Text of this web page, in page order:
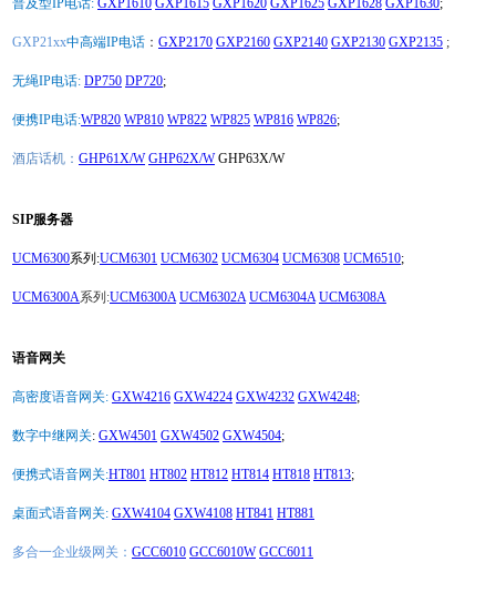
普及型IP电话: GXP1610 GXP1615 GXP1620 GXP1625 GXP1628 GXP1630;
GXP21xx中高端IP电话 ： GXP2170 GXP2160 GXP2140 GXP2130 GXP2135 ;
无绳IP电话: DP750 DP720;
便携IP电话:WP820 WP810 WP822 WP825 WP816 WP826;
酒店话机： GHP61X/W GHP62X/WGHP63X/W
SIP服务器
UCM6300系列:UCM6301 UCM6302 UCM6304 UCM6308 UCM6510;
UCM6300A系列:UCM6300A UCM6302A UCM6304A UCM6308A
语音网关
高密度语音网关: GXW4216 GXW4224 GXW4232 GXW4248;
数字中继网关: GXW4501 GXW4502 GXW4504;
便携式语音网关:HT801 HT802 HT812 HT814 HT818 HT813;
桌面式语音网关: GXW4104 GXW4108 HT841 HT881
多合一企业级网关： GCC6010 GCC6010W GCC6011